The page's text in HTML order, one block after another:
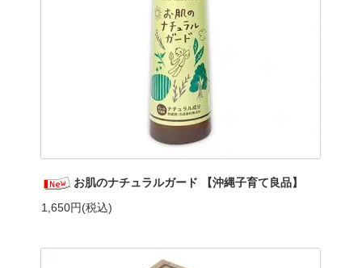
お肌のナチュラルガード 【沖縄子育て良品】
1,650円(税込)